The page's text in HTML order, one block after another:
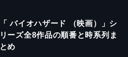
「 バイオハザード （映画）」シ
リーズ全8作品の順番と時系列ま
とめ